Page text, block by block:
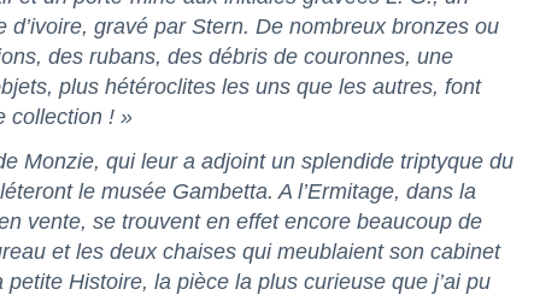
gravé par Stern. De nombreux bronzes ou
des rubans, des débris de couronnes, une
plus hétéroclites les uns que les autres, font
collection ! »
Monzie, qui leur a adjoint un splendide triptyque du
le musée Gambetta. A l’Ermitage, dans la
vente, se trouvent en effet encore beaucoup de
et les deux chaises qui meublaient son cabinet
Histoire, la pièce la plus curieuse que j’ai pu